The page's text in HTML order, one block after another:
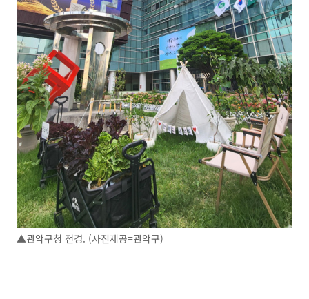
▲관악구청 전경. (사진제공=관악구)